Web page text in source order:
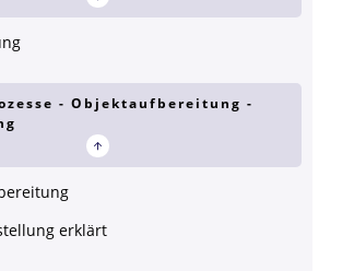
- Objektaufbereitung -
erklärt